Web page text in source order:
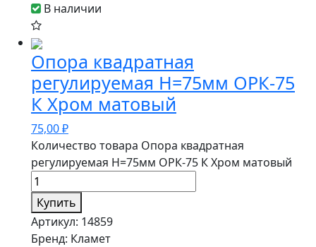
В наличии
Опора квадратная
регулируемая Н=75мм ОРК-75
К Хром матовый
75,00₽
Количество товара Опора квадратная
регулируемая Н=75мм ОРК-75 К Хром матовый
Купить
Артикул: 14859
Бренд: Кламет